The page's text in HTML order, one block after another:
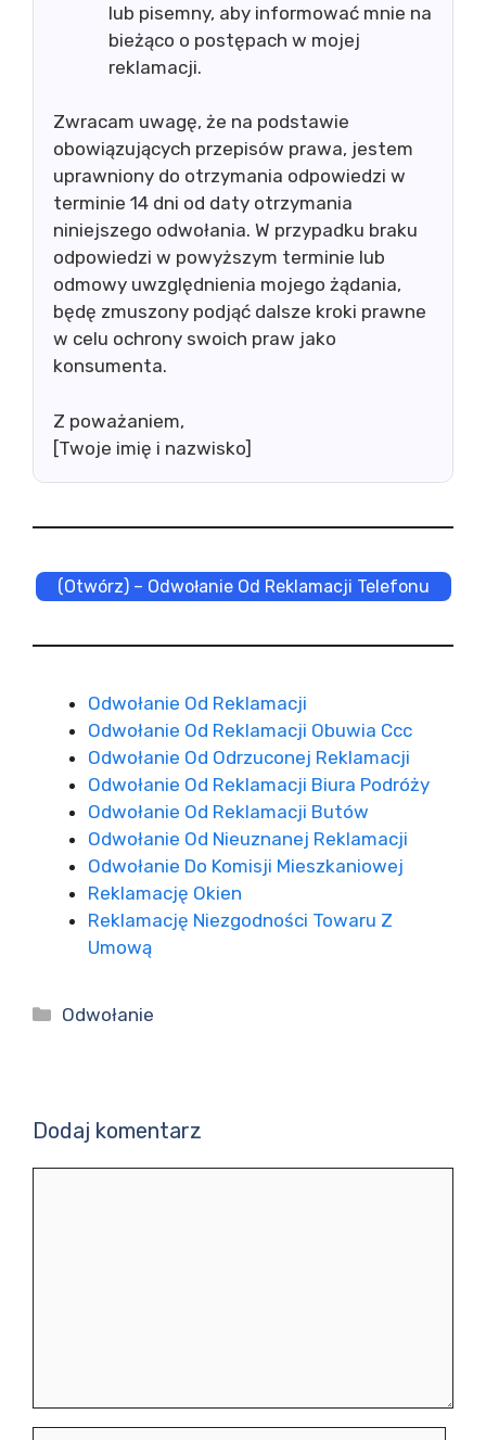
lub pisemny, aby informować mnie na
bieżąco o postępach w mojej
reklamacji.
Zwracam uwagę, że na podstawie
obowiązujących przepisów prawa, jestem
uprawniony do otrzymania odpowiedzi w
terminie 14 dni od daty otrzymania
niniejszego odwołania. W przypadku braku
odpowiedzi w powyższym terminie lub
odmowy uwzględnienia mojego żądania,
będę zmuszony podjąć dalsze kroki prawne
w celu ochrony swoich praw jako
konsumenta.
Z poważaniem,
[Twoje imię i nazwisko]
(Otwórz) – Odwołanie Od Reklamacji Telefonu
Odwołanie Od Reklamacji
Odwołanie Od Reklamacji Obuwia Ccc
Odwołanie Od Odrzuconej Reklamacji
Odwołanie Od Reklamacji Biura Podróży
Odwołanie Od Reklamacji Butów
Odwołanie Od Nieuznanej Reklamacji
Odwołanie Do Komisji Mieszkaniowej
Reklamację Okien
Reklamację Niezgodności Towaru Z
Umową
Kategorie
Odwołanie
Dodaj komentarz